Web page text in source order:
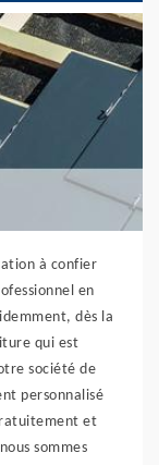
à confier
en
dès la
qui est
société de
personnalisé
et
sommes